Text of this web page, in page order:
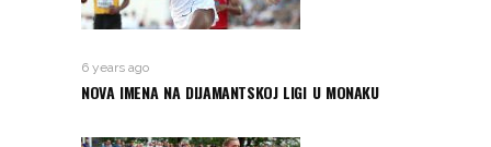
6 years ago
NOVA IMENA NA DIJAMANTSKOJ LIGI U MONAKU